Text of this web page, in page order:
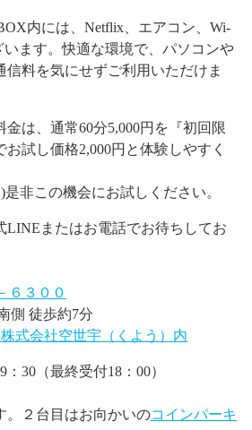
内には、Netflix、エアコン、Wi-
ます。快適な環境で、パソコンや
信料を気にせずご利用いただけま
は、通常60分5,000円を『初回限
試し価格2,000円と体験しやすく
非この機会にお試しください。
LINEまたはお電話でお待ちしてお
６３００
側 徒歩約7分
式会社空世宇（くよう）内
30（最終受付18：00）
。２台目はお向かいのコインパーキ